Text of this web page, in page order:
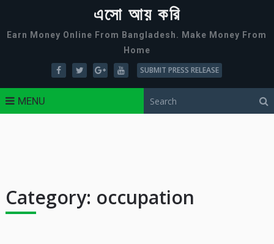
এসো আয় করি
Earn Money Online From Bangladesh. Make Money From
Home
SUBMIT PRESS RELEASE
MENU
Category: occupation